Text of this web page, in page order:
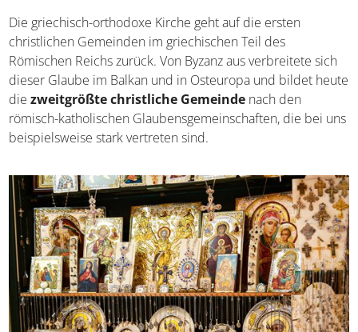
Die griechisch-orthodoxe Kirche geht auf die ersten
christlichen Gemeinden im griechischen Teil des
Römischen Reichs zurück. Von Byzanz aus verbreitete
sich dieser Glaube im Balkan und in Osteuropa und
bildet heute diezweitgrößte christliche Gemeinde
nach den römisch-katholischen Glaubensgemeinschaften,